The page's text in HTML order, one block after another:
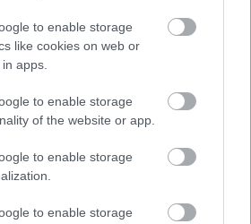
to enable storage
like cookies on web or
apps.
to enable storage
of the website or app.
to enable storage
to enable storage